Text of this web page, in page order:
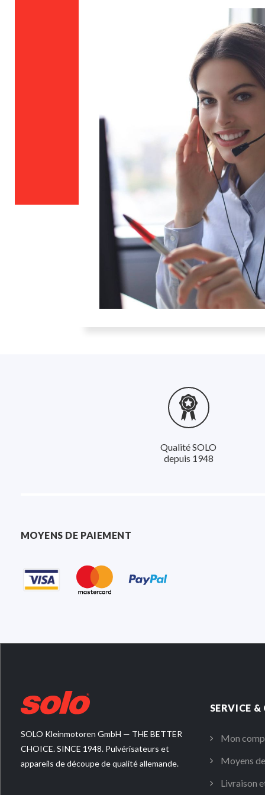
Qualité SOLO
depuis 1948
MOYENS DE PAIEMENT
SOLO Kleinmotoren GmbH — THE BETTER
CHOICE. SINCE 1948. Pulvérisateurs et
appareils de découpe de qualité allemande.
SERVICE &
Mon
Moyens
Livraison